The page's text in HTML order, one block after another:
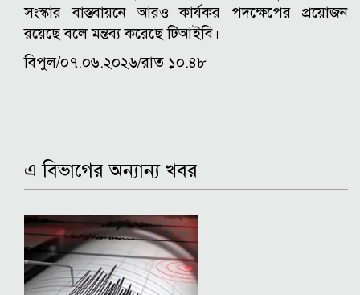
সংস্কার বাস্তবায়নে আরও কার্যকর পদক্ষেপের প্রয়োজন
রয়েছে বলে মন্তব্য করেছে টিআইবি।
বিপুল/০৭.০৬.২০২৬/রাত ১০.৪৮
এ বিভাগের অন্যান্য খবর